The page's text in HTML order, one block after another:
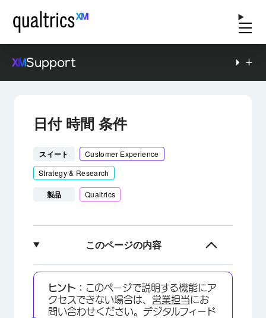
Support
日付 時間 条件
スイート
Customer Experience
Strategy & Research
製品 Qualtrics
このページの内容
日付時間条件について
日付
ヒント： このページで説明する機能にア
クセスできない場合は、 営業担当にお
問い合わせください。デジタルフィード